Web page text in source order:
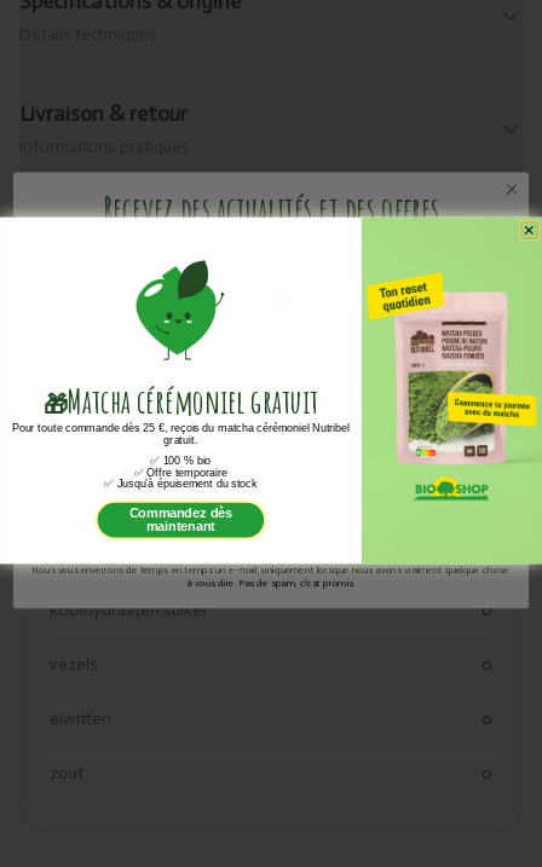
Livraison & retour
Valeurs nutritionnelles
0
kcal 0
0
verzadigde vetten 0
koolhydraaten suiker 0
vezels 0
eiwitten 0
zout 0
Recevez des actualités et des offres
Vous ne voulez rien manquer de l'actualité de Bioshop et de son univers ? Grâce à notre
newsletter, restez informé des promotions, des offres spéciales, des recettes, des événements et
des nouveautés du monde bio.
S'INSCRIRE
Nous vous enverrons de temps en temps un e-mail, uniquement lorsque nous avons vraiment quelque chose
à vous dire. Pas de spam, c'est promis.
🎁Matcha cérémonielgratuit
Pour toute commande dès 25 €, reçois du matcha cérémoniel Nutribel
gratuit.
✅100 % bio
✅Offre temporaire
✅ Jusqu’à épuisement du stock
Commandez dès
maintenant